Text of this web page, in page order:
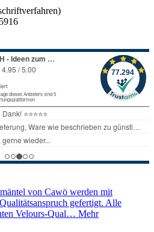
von Cawö werden mit
gefertigt. Alle
Velours-Qual… Mehr